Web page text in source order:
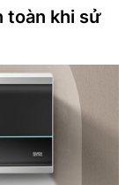
toàn khi sử